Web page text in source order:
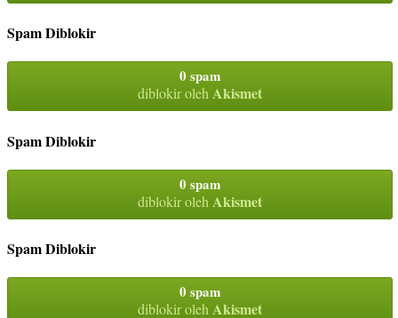
Spam Diblokir
0 spam
diblokir olehAkismet
Spam Diblokir
0 spam
diblokir oleh Akismet
Spam Diblokir
0 spam
diblokir olehAkismet